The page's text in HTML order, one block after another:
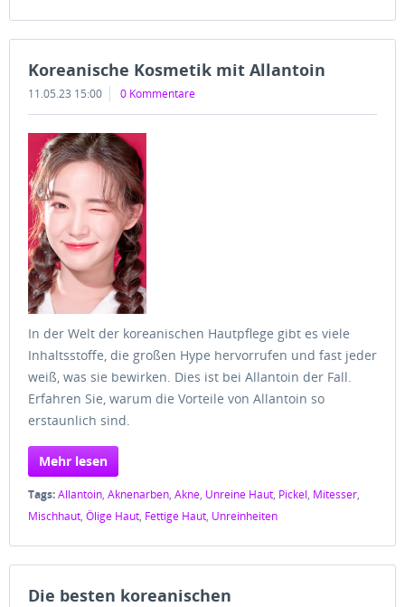
Koreanische Kosmetik mit Allantoin
11.05.23 15:00 0 Kommentare
In der Welt der koreanischen Hautpflege gibt es viele
Inhaltsstoffe, die großen Hype hervorrufen und fast jeder
weiß, was sie bewirken. Dies ist bei Allantoin der Fall.
Erfahren Sie, warum die Vorteile von Allantoin so
erstaunlich sind.
Mehr lesen
Tags:Allantoin, Aknenarben, Akne, Unreine Haut, Pickel, Mitesser,
Mischhaut, Ölige Haut, Fettige Haut, Unreinheiten
Die besten koreanischen